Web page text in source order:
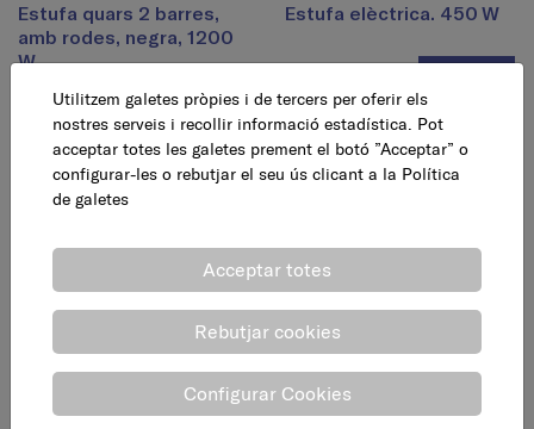
Estufa quars 2 barres,
amb rodes, negra, 1200
W
34,95 € AFEGEIX
Estufa elèctrica. 450 W
Utilitzem galetes pròpies i de tercers per oferir els
nostres serveis i recollir informació estadística. Pot
acceptar totes les galetes prement el botó ”Acceptar” o
configurar-les o rebutjar el seu ús clicant a la Política
de galetes
Acceptar totes
Rebutjar cookies
Configurar Cookies